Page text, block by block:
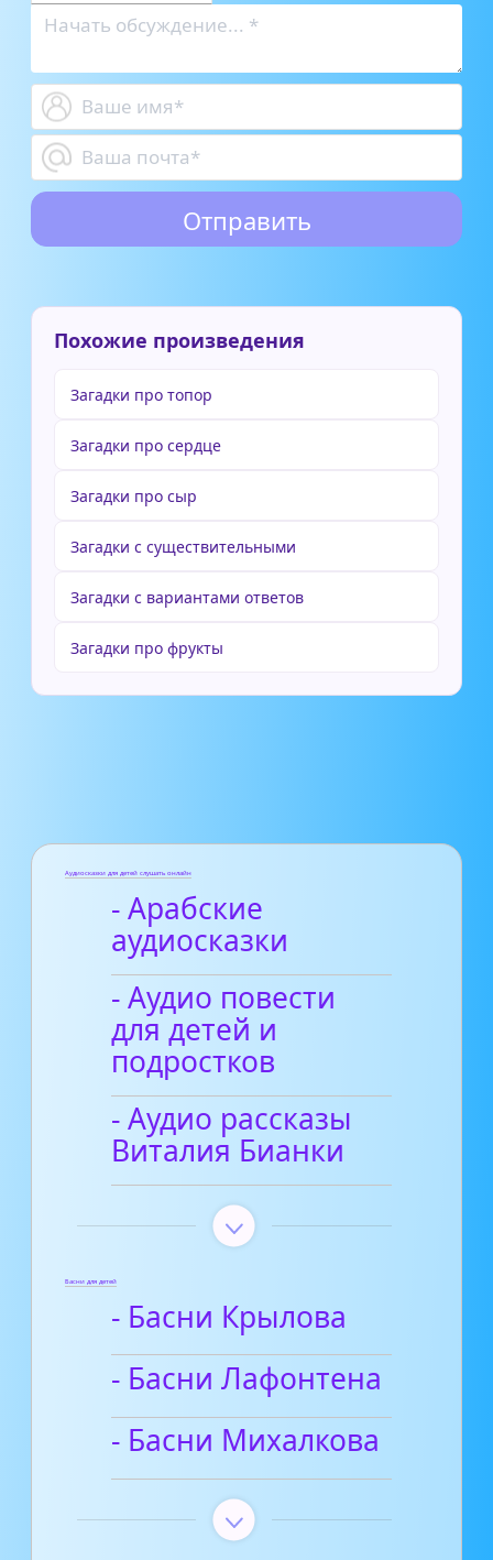
Похожие произведения
Загадки про топор
Загадки про сердце
Загадки про сыр
Загадки с существительными
Загадки с вариантами ответов
Загадки про фрукты
Аудиосказки для детей слушать онлайн
- Арабские
аудиосказки
- Аудио повести
для детей и
подростков
- Аудио рассказы
Виталия Бианки
Басни для детей
- Басни Крылова
- Басни Лафонтена
- Басни Михалкова